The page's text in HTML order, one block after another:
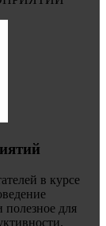
в курсе
полезное для